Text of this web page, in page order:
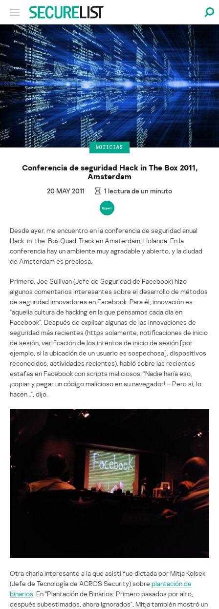
NOTICIAS
Conferencia de seguridad Hack in The Box 2011,
Amsterdam
20 MAY 2011 1 lectura de un minuto
Desde ayer, me encuentro en la conferencia de seguridad anual
Hack-in-the-Box Quad-Track en Amsterdam, Holanda. En la
conferencia hay un ambiente muy agradable y abierto, y la ciudad
de Amsterdam es preciosa.
Primero, Joe Sullivan (Jefe de Seguridad de Facebook) hizo
algunos comentarios interesantes sobre el desarrollo de métodos
de seguridad innovadores en Facebook. Para él, innovación es
“aquella cultura de hacking en la que pensamos cada día en
Facebook”. Después de explicar algunas de las innovaciones de
seguridad más recientes (https solamente, notificaciones de inicio
de sesión, verificación de los intentos de inicio de sesión [por
ejemplo, si la ubicación de un usuario es sospechosa], dispositivos
reconocidos, actividades recientes), habló sobre las recientes
estafas en Facebook con scripts maliciosos. “Nadie haría eso,
¡copiar y pegar un código malicioso en su navegador! – Pero sí, lo
hacen…”, dijo.
Otra charla interesante a la que asistí fue dictada por Mitja Kolsek
(Jefe de Tecnología de ACROS Security) sobre plantación de
binarios . En “Plantación de Binarios: Primero pasados por alto,
después subestimados, ahora ignorados”, Mitja también mostró un